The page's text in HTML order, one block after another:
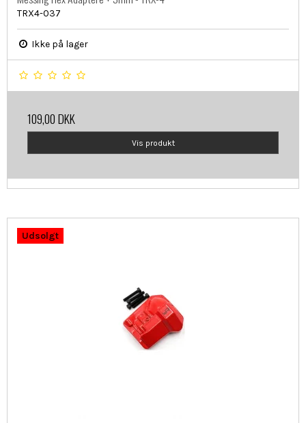
TRX4-037
Ikke på lager
109,00 DKK
Vis produkt
Udsolgt